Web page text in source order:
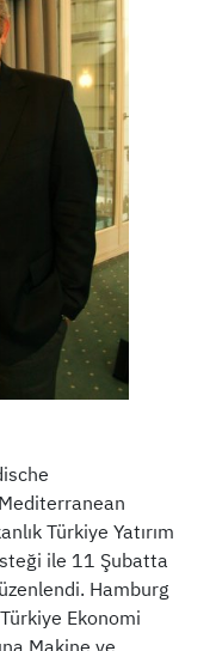
Türkiye Yatırım
ile 11 Şubatta
Hamburg
Ekonomi
Makine ve